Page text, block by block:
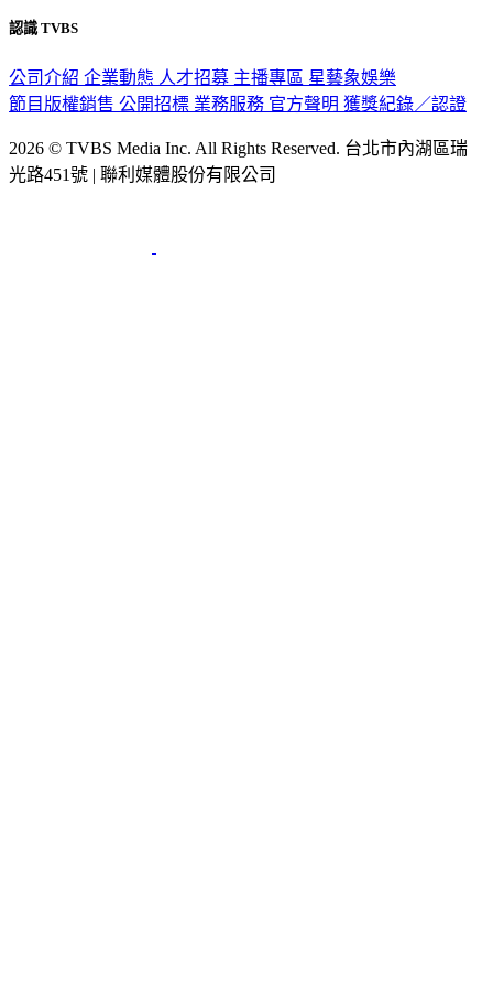
認識 TVBS
公司介紹 企業動態 人才招募 主播專區 星藝象娛樂
節目版權銷售 公開招標 業務服務 官方聲明 獲獎紀錄／認證
2026 © TVBS Media Inc. All Rights Reserved. 台北市內湖區瑞
光路451號 | 聯利媒體股份有限公司